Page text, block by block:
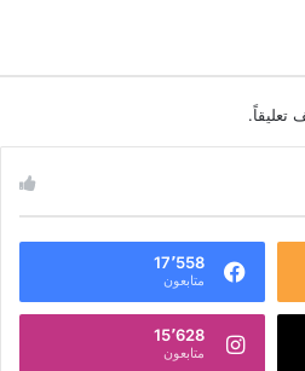
تعليقاً.
17٬558
متابعون
15٬628
متابعون